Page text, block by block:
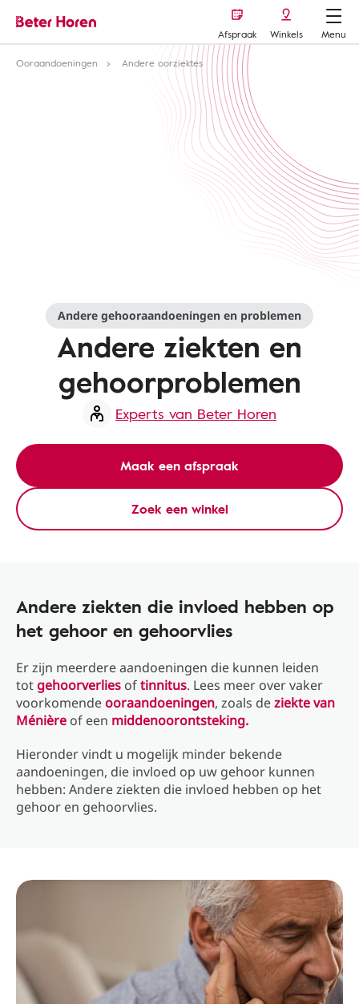
Afspraak Winkels
Menu
Ooraandoeningen
Andere oorziektes
Andere gehooraandoeningen en problemen
Andere ziekten en
gehoorproblemen
Experts van Beter Horen
Maak een afspraak
Zoek een winkel
Andere ziekten die invloed hebben op
het gehoor en gehoorvlies
Er zijn meerdere aandoeningen die kunnen leiden
totgehoorverlies oftinnitus. Lees meer over vaker
voorkomendeooraandoeningen, zoals deziekte van
Ménière of een middenoorontsteking.
Hieronder vindt u mogelijk minder bekende
aandoeningen, die invloed op uw gehoor kunnen
hebben: Andere ziekten die invloed hebben op het
gehoor en gehoorvlies.